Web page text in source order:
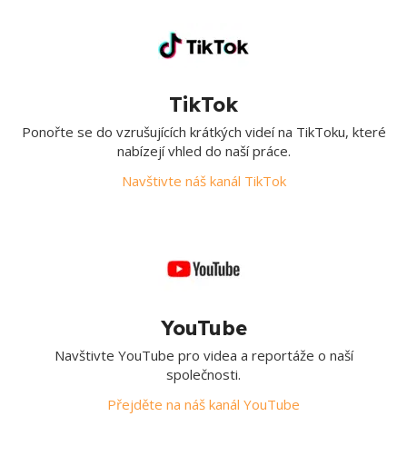
TikTok
Ponořte se do vzrušujících krátkých videí na TikToku, které
nabízejí vhled do naší práce.
Navštivte náš kanál TikTok
YouTube
Navštivte YouTube pro videa a reportáže o naší
společnosti.
Přejděte na náš kanál YouTube